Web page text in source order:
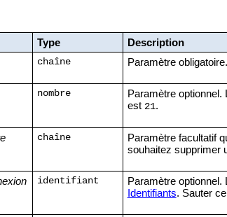
Type
Description
chaîne Paramètre
nombre
Paramètre optionnel.
est 21.
chaîne
Paramètre facultatif
souhaitez supprimer
identifiant
Paramètre optionnel.
Identifiants. Sauter